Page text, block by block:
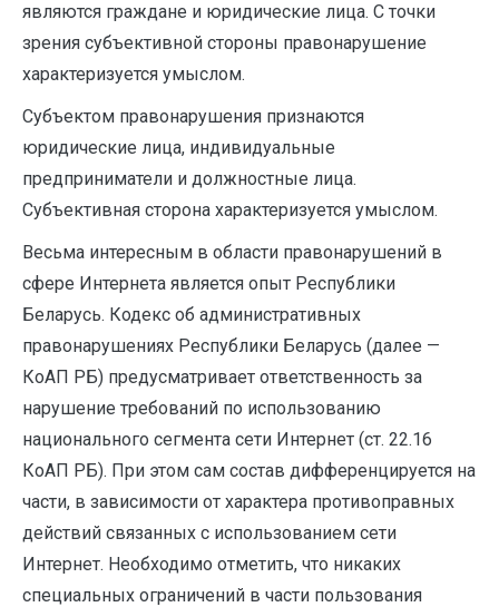
являются граждане и юридические лица. С точки
зрения субъективной стороны правонарушение
характеризуется умыслом.
Субъектом правонарушения признаются
юридические лица, индивидуальные
предприниматели и должностные лица.
Субъективная сторона характеризуется умыслом.
Весьма интересным в области правонарушений в
сфере Интернета является опыт Республики
Беларусь. Кодекс об административных
правонарушениях Республики Беларусь (далее —
КоАП РБ) предусматривает ответственность за
нарушение требований по использованию
национального сегмента сети Интернет (ст. 22.16
КоАП РБ). При этом сам состав дифференцируется на
части, в зависимости от характера противоправных
действий связанных с использованием сети
Интернет. Необходимо отметить, что никаких
специальных ограничений в части пользования